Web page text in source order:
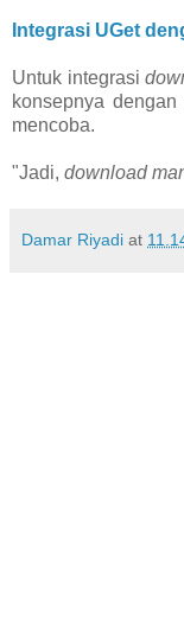
Integrasi UGet
Untuk integrasi
konsepnya
mencoba.
"Jadi, download
Damar Riyadi at